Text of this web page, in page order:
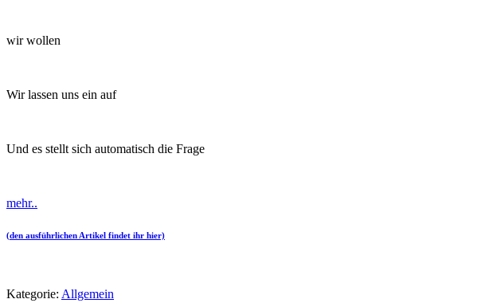
wir wollen
Wir lassen uns ein auf
Und es stellt sich automatisch die Frage
mehr..
(den ausführlichen Artikel findet ihr hier)
Kategorie: Allgemein